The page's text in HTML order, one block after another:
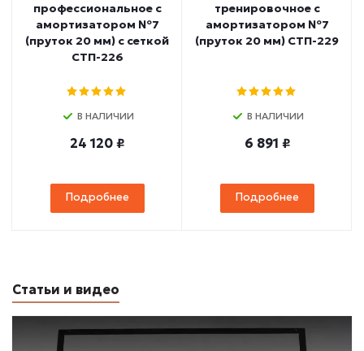
профессиональное с
амортизатором №7
(пруток 20 мм) с сеткой
СТП-226
В НАЛИЧИИ
24 120 ₽
Подробнее
тренировочное с
амортизатором №7
(пруток 20 мм) СТП-229
В НАЛИЧИИ
6 891 ₽
Подробнее
Статьи и видео